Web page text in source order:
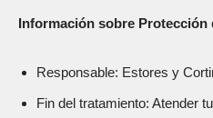
Información sobre Protección
Responsable: Estores y
Fin del tratamiento: Atender